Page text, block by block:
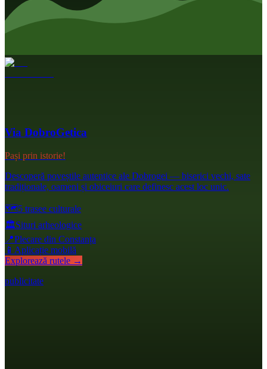
Via DobroGetica
Pași prin istorie!
Descoperă poveștile autentice ale Dobrogei — biserici vechi, sate
tradiționale, oameni și obiceiuri care definesc acest loc unic.
🗺️5 trasee culturale
🏛️Situri arheologice
📍Plecare din Constanța
📱 Aplicație mobilă
Explorează rutele →
publicitate